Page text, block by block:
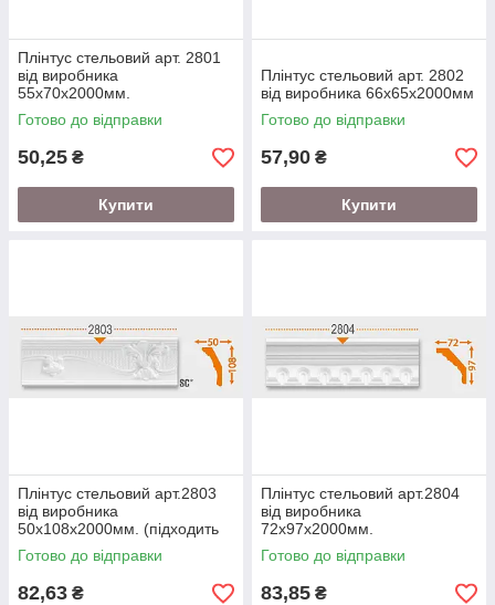
Плінтус стельовий арт. 2801
від виробника
55х70х2000мм.
Готово до відправки
50,25 ₴
Купити
Плінтус стельовий арт. 2802
від виробника 66х65х2000мм
Готово до відправки
57,90 ₴
Купити
Плінтус стельовий арт.2803
від виробника
50х108х2000мм. (підходить
під натяжну стелю)
Готово до відправки
82,63 ₴
Плінтус стельовий арт.2804
від виробника
72х97х2000мм.
Готово до відправки
83,85 ₴